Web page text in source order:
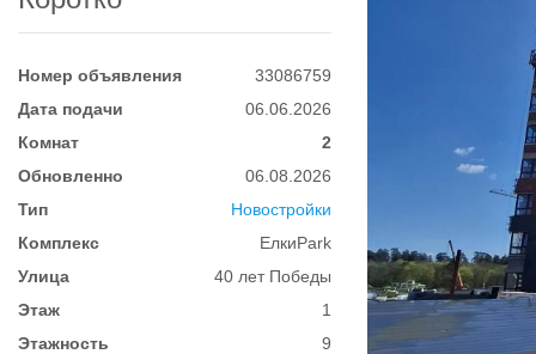
Номер объявления
33086759
Дата подачи
06.06.2026
Комнат
2
Обновленно
06.08.2026
Тип
Новостройки
Комплекс
ЕлкиPark
Улица
40 лет Победы
Этаж
1
Этажность
9